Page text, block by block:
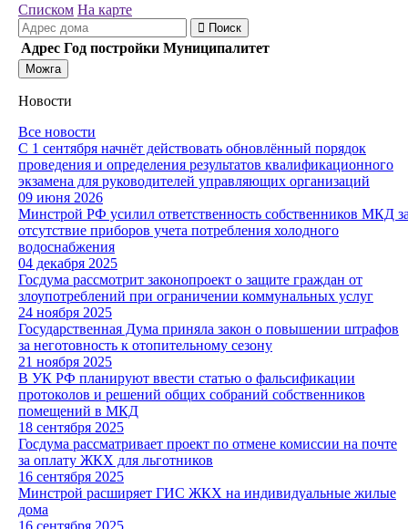
Списком На карте
Поиск
Адрес Год постройки Муниципалитет
Можга
Новости
Все новости
С 1 сентября начнёт действовать обновлённый порядок
проведения и определения результатов квалификационного
экзамена для руководителей управляющих организаций
09 июня 2026
Минстрой РФ усилил ответственность собственников МКД
отсутствие приборов учета потребления холодного
водоснабжения
04 декабря 2025
Госдума рассмотрит законопроект о защите граждан от
злоупотреблений при ограничении коммунальных услуг
24 ноября 2025
Государственная Дума приняла закон о повышении штрафов
за неготовность к отопительному сезону
21 ноября 2025
В УК РФ планируют ввести статью о фальсификации
протоколов и решений общих собраний собственников
помещений в МКД
18 сентября 2025
Госдума рассматривает проект по отмене комиссии на почте
за оплату ЖКХ для льготников
16 сентября 2025
Минстрой расширяет ГИС ЖКХ на индивидуальные жилые
дома
16 сентября 2025